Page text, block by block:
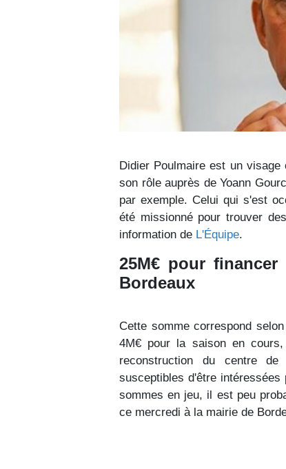
Didier Poulmaire est un
son rôle auprès de Yoann
par exemple. Celui qui s'est
été missionné pour trouver
information de L'Équipe.
25M€ pour
Bordeaux
Cette somme correspond
4M€ pour la saison en
reconstruction du centre de
susceptibles d'être
sommes en jeu, il est peu
ce mercredi à la mairie de